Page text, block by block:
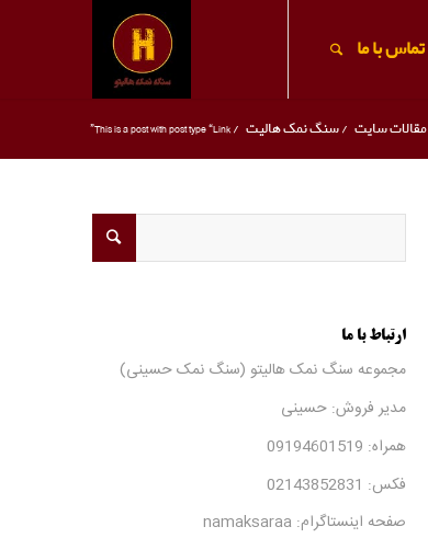
تماس با ما
مقالات سایت /سنگ نمک هالیت /
This is a post with post type “Link”
ارتباط با ما
مجموعه سنگ نمک هالیتو (سنگ نمک حسینی)
مدیر فروش: حسینی
همراه: 09194601519
فکس: 02143852831
صفحه اینستاگرام: namaksaraa